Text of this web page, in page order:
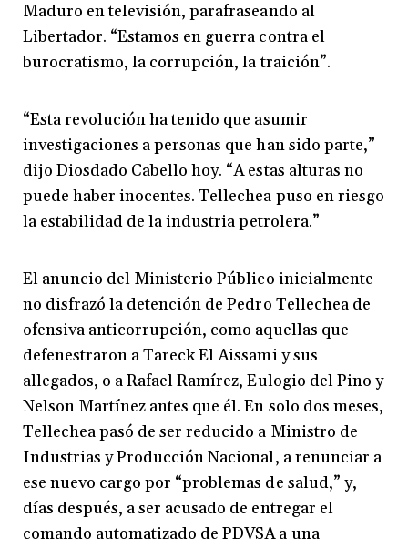
Maduro en televisión, parafraseando al
Libertador. “Estamos en guerra contra el
burocratismo, la corrupción, la traición”.
“Esta revolución ha tenido que asumir
investigaciones a personas que han sido parte,”
dijo Diosdado Cabello hoy. “A estas alturas no
puede haber inocentes. Tellechea puso en riesgo
la estabilidad de la industria petrolera.”
El anuncio del Ministerio Público inicialmente
no disfrazó la detención de Pedro Tellechea de
ofensiva anticorrupción, como aquellas que
defenestraron a Tareck El Aissami y sus
allegados, o a Rafael Ramírez, Eulogio del Pino y
Nelson Martínez antes que él. En solo dos meses,
Tellechea pasó de ser reducido a Ministro de
Industrias y Producción Nacional, a renunciar a
ese nuevo cargo por “problemas de salud,” y,
días después, a ser acusado de entregar el
comando automatizado de PDVSA a una